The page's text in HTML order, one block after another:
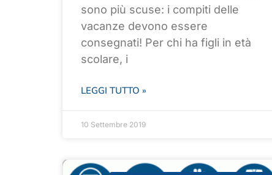
sono più scuse: i compiti delle
vacanze devono essere
consegnati! Per chi ha figli in età
scolare, i
LEGGI TUTTO »
10 Settembre 2019